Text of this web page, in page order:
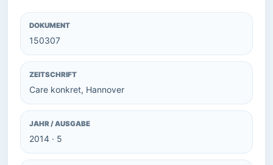
DOKUMENT
150307
ZEITSCHRIFT
Care konkret, Hannover
JAHR / AUSGABE
2014 · 5